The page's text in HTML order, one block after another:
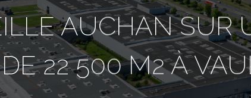
AUCHAN SUR
22 500 M2 À